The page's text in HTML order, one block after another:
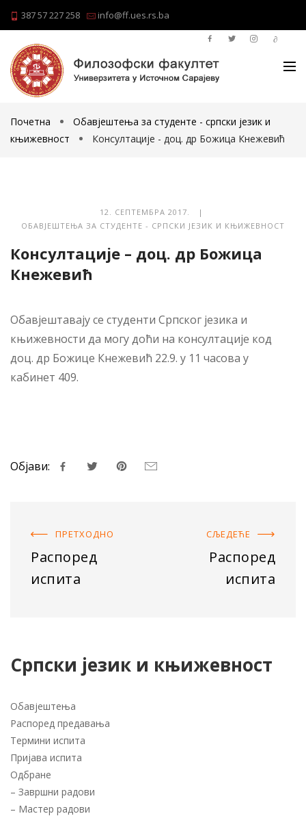
387 57 227 258 info@ff.ues.rs.ba
Почетна
Обавјештења за студенте - српски језик и
књижевност
Консултације - доц. др Божица Кнежевић
12. СЕПТЕМБРА 2017. |
ОБАВЈЕШТЕЊА ЗА СТУДЕНТЕ - СРПСКИ ЈЕЗИК И КЊИЖЕВНОСТ
Консултације – доц. др Божица
Кнежевић
Обавјештавају се студенти Српског језика и
књижевности да могу доћи на консултације код
доц. др Божице Кнежевић 22.9. у 11 часова у
кабинет 409.
Објави:
ПРЕТХОДНO
Распоред
испита
СЉЕДЕЋE
Распоред
испита
Српски језик и књижевност
Обавјештења
Распоред предавања
Термини испита
Пријава испита
Одбране
– Завршни радови
– Мастер радови